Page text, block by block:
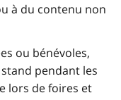
à du contenu non
ou bénévoles,
pendant les
lors de foires et